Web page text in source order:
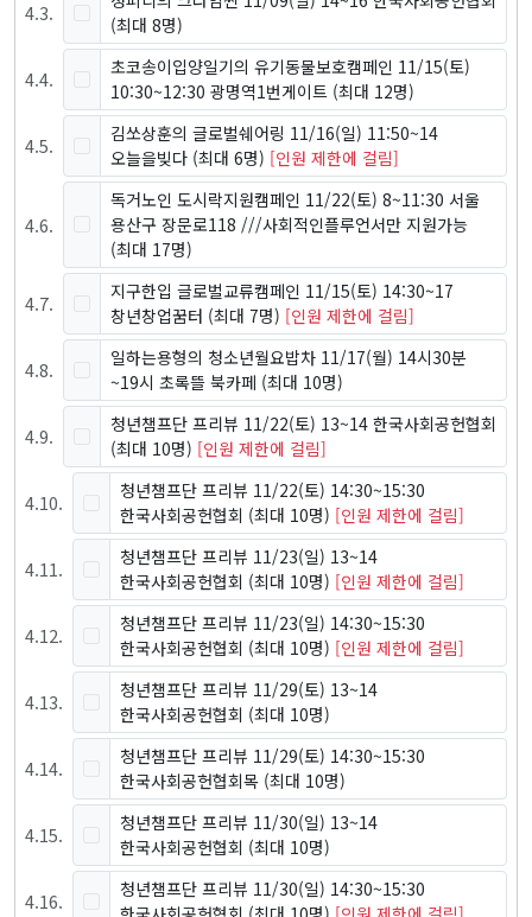
4.3.
(최대 8명)
4.4.
초코송이입양일기의 유기동물보호캠페인 11/15(토)
10:30~12:30 광명역1번게이트 (최대 12명)
4.5.
김쏘상훈의 글로벌쉐어링 11/16(일) 11:50~14
오늘을빚다 (최대 6명) [인원 제한에 걸림]
4.6.
독거노인 도시락지원캠페인 11/22(토) 8~11:30 서울
용산구 장문로118 ///사회적인플루언서만 지원가능
(최대 17명)
4.7.
지구한입 글로벌교류캠페인 11/15(토) 14:30~17
창년창업꿈터 (최대 7명) [인원 제한에 걸림]
4.8.
일하는용형의 청소년월요밥차 11/17(월) 14시30분
~19시 초록뜰 북카페 (최대 10명)
4.9.
청년챔프단 프리뷰 11/22(토) 13~14 한국사회공헌협회
(최대 10명) [인원 제한에 걸림]
4.10.
청년챔프단 프리뷰 11/22(토) 14:30~15:30
한국사회공헌협회 (최대 10명) [인원 제한에 걸림]
4.11.
청년챔프단 프리뷰 11/23(일) 13~14
한국사회공헌협회 (최대 10명) [인원 제한에 걸림]
4.12.
청년챔프단 프리뷰 11/23(일) 14:30~15:30
한국사회공헌협회 (최대 10명) [인원 제한에 걸림]
4.13.
청년챔프단 프리뷰 11/29(토) 13~14
한국사회공헌협회 (최대 10명)
4.14.
청년챔프단 프리뷰 11/29(토) 14:30~15:30
한국사회공헌협회목 (최대 10명)
4.15.
청년챔프단 프리뷰 11/30(일) 13~14
한국사회공헌협회 (최대 10명)
4.16.
청년챔프단 프리뷰 11/30(일) 14:30~15:30